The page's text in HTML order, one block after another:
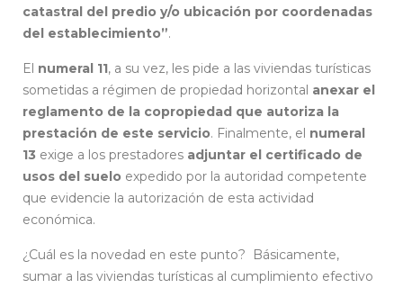
catastral del predio y/o ubicación por coordenadas
del establecimiento”.
El numeral 11, a su vez, les pide a las viviendas turísticas
sometidas a régimen de propiedad horizontal anexar el
reglamento de la copropiedad que autoriza la
prestación de este servicio. Finalmente, el numeral
13 exige a los prestadores adjuntar el certificado de
usos del suelo expedido por la autoridad competente
que evidencie la autorización de esta actividad
económica.
¿Cuál es la novedad en este punto? Básicamente,
sumar a las viviendas turísticas al cumplimiento efectivo